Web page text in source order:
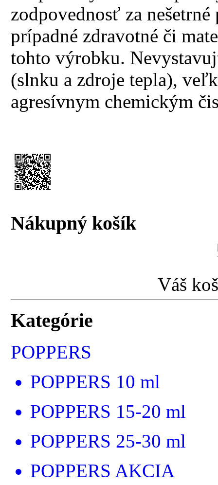
zodpovednosť za
prípadné zdravotné či
tohto výrobku.
(slnku a zdroje tepla),
agresívnym chemickým
Nákupný košík
Váš
Kategórie
POPPERS
POPPERS 10 ml
POPPERS 15-20 ml
POPPERS 25-30 ml
POPPERS AKCIA